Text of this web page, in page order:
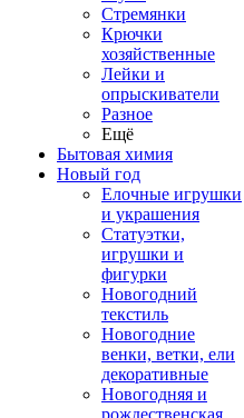
Стремянки
Крючки
хозяйственные
Лейки и
опрыскиватели
Разное
Ещё
Бытовая химия
Новый год
Елочные игрушки
и украшения
Статуэтки,
игрушки и
фигурки
Новогодний
текстиль
Новогодние
венки, ветки, ели
декоративные
Новогодняя и
рождественская